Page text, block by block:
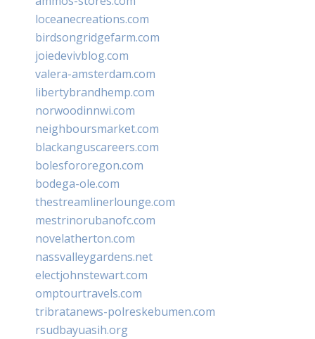
loceanecreations.com
birdsongridgefarm.com
joiedevivblog.com
valera-amsterdam.com
libertybrandhemp.com
norwoodinnwi.com
neighboursmarket.com
blackanguscareers.com
bolesfororegon.com
bodega-ole.com
thestreamlinerlounge.com
mestrinorubanofc.com
novelatherton.com
nassvalleygardens.net
electjohnstewart.com
omptourtravels.com
tribratanews-polreskebumen.com
rsudbayuasih.org